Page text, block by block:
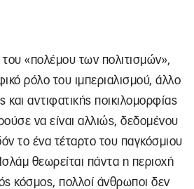
«πολέμου των πολιτισμών»,
ρόλο του ιμπεριαλισμού, άλλο
αντιφατικής ποικιλομορφίας
να είναι αλλιώς, δεδομένου
το ένα τέταρτο του παγκόσμιου
θεωρείται πάντα η περιοχή
κόσμος, πολλοί άνθρωποι δεν